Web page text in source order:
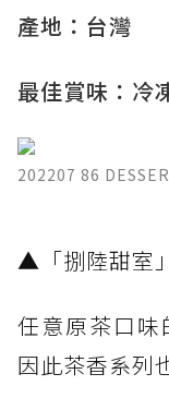
產地：台灣
最佳賞味：冷
202207 86
​▲「捌陸甜室
任意原茶口味
因此茶香系列